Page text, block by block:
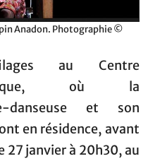
Anadon. Photographie ©
au Centre
où la
danseuse et son
en résidence, avant
27 janvier à 20h30, au